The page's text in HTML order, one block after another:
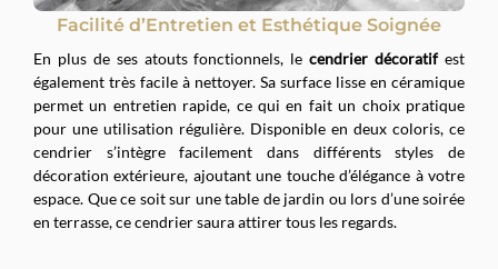
Facilité d’Entretien et Esthétique Soignée
En plus de ses atouts fonctionnels, lecendrier décoratifest
également très facile à nettoyer. Sa surface lisse en céramique
permet un entretien rapide, ce qui en fait un choix pratique
pour une utilisation régulière. Disponible en deux coloris, ce
cendrier s’intègre facilement dans différents styles de
décoration extérieure, ajoutant une touche d’élégance à votre
espace. Que ce soit sur une table de jardin ou lors d’une soirée
en terrasse, ce cendrier saura attirer tous les regards.